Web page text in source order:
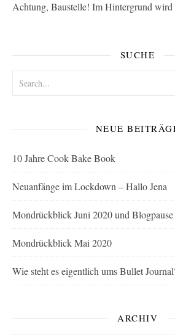
Achtung, Baustelle! Im Hintergrund
SUCHE
NEUE
10 Jahre Cook Bake Book
Neuanfänge im Lockdown – Hallo Jena
Mondrückblick Juni 2020 und Blogpause
Mondrückblick Mai 2020
Wie steht es eigentlich ums Bullet
ARCHIV